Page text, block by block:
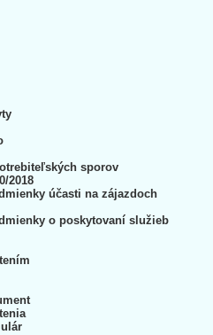
sporov
2018
účasti na zájazdoch
o poskytovaní služieb